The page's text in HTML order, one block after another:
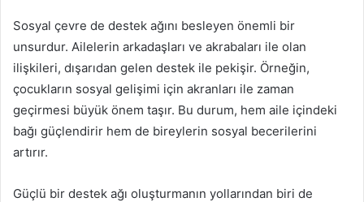
Sosyal çevre de destek ağını besleyen önemli bir
unsurdur. Ailelerin arkadaşları ve akrabaları ile olan
ilişkileri, dışarıdan gelen destek ile pekişir. Örneğin,
çocukların sosyal gelişimi için akranları ile zaman
geçirmesi büyük önem taşır. Bu durum, hem aile içindeki
bağı güçlendirir hem de bireylerin sosyal becerilerini
artırır.
Güçlü bir destek ağı oluşturmanın yollarından biri de